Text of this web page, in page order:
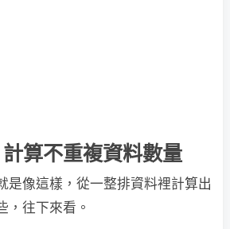
算不重複資料數量
是像這樣，從一整排資料裡計算出
，往下來看。